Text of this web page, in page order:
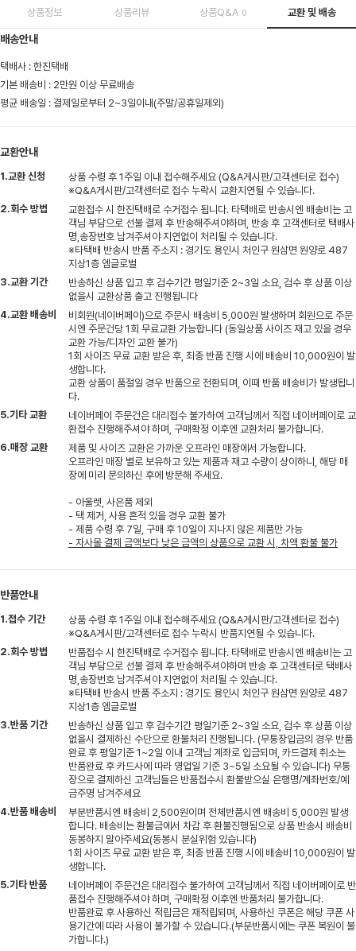
상품정보 상품리뷰 상품Q&A 0 교환 및 배송
배송안내
택배사 : 한진택배
기본 배송비 : 2만원 이상 무료배송
평균 배송일 : 결제일로부터 2~3일이내(주말/공휴일제외)
교환안내
1.교환 신청
상품 수령 후 1주일 이내 접수해주세요 (Q&A게시판/고객센터로 접수)
※Q&A게시판/고객센터로 접수 누락시 교환지연될 수 있습니다.
2.회수 방법
교환접수 시 한진택배로 수거접수 됩니다. 타택배로 반송시엔 배송비는 고
객님 부담으로 선불 결제 후 반송해주셔야하며, 반송 후 고객센터로 택배사
명,송장번호 남겨주셔야 지연없이 처리될 수 있습니다.
※타택배 반송시 반품 주소지 : 경기도 용인시 처인구 원삼면 원양로 487
지상1층 엠글로벌
3.교환 기간
반송하신 상품 입고 후 검수기간 평일기준 2~3일 소요, 검수 후 상품 이상
없을시 교환상품 출고 진행됩니다
4.교환 배송비
비회원(네이버페이)으로 주문시 배송비 5,000원 발생하며 회원으로 주문
시엔 주문건당 1회 무료교환 가능합니다 (동일상품 사이즈 재고 있을 경우
교환 가능/디자인 교환 불가)
1회 사이즈 무료 교환 받은 후, 최종 반품 진행 시에 배송비 10,000원이 발
생합니다.
교환 상품이 품절일 경우 반품으로 전환되며, 이때 반품 배송비가 발생됩니
다.
5.기타 교환
네이버페이 주문건은 대리접수 불가하여 고객님께서 직접 네이버페이로 교
환접수 진행해주셔야 하며, 구매확정 이후엔 교환처리 불가합니다.
6.매장 교환
제품 및 사이즈 교환은 가까운 오프라인 매장에서 가능합니다.
오프라인 매장 별로 보유하고 있는 제품과 재고 수량이 상이하니, 해당 매
장에 미리 문의하신 후에 방문해 주세요.
- 아울렛, 사은품 제외
- 택 제거, 사용 흔적 있을 경우 교환 불가
- 제품 수령 후 7일, 구매 후 10일이 지나지 않은 제품만 가능
- 자사몰 결제 금액보다 낮은 금액의 상품으로 교환 시, 차액 환불 불가
반품안내
1.접수 기간
상품 수령 후 1주일 이내 접수해주세요 (Q&A게시판/고객센터로 접수)
※Q&A게시판/고객센터로 접수 누락시 반품지연될 수 있습니다.
2.회수 방법
반품접수 시 한진택배로 수거접수 됩니다. 타택배로 반송시엔 배송비는 고
객님 부담으로 선불 결제 후 반송해주셔야하며 반송 후 고객센터로 택배사
명,송장번호 남겨주셔야 지연없이 처리될 수 있습니다.
※타택배 반송시 반품 주소지 : 경기도 용인시 처인구 원삼면 원양로 487
지상1층 엠글로벌
3.반품 기간
반송하신 상품 입고 후 검수기간 평일기준 2~3일 소요, 검수 후 상품 이상
없을시 결제하신 수단으로 환불처리 진행됩니다. (무통장입금의 경우 반품
완료 후 평일기준 1~2일 이내 고객님 계좌로 입금되며, 카드결제 취소는
반품완료 후 카드사에 따라 영업일 기준 3~5일 소요될 수 있습니다) 무통
장으로 결제하신 고객님들은 반품접수시 환불받으실 은행명/계좌번호/예
금주명 남겨주세요
4.반품 배송비
부분반품시엔 배송비 2,500원이며 전체반품시엔 배송비 5,000원 발생
합니다. 배송비는 환불금에서 차감 후 환불진행됨으로 상품 반송시 배송비
동봉하지 말아주세요(동봉시 분실위험 있습니다)
1회 사이즈 무료 교환 받은 후, 최종 반품 진행 시에 배송비 10,000원이 발
생합니다.
5.기타 반품
네이버페이 주문건은 대리접수 불가하여 고객님께서 직접 네이버페이로 반
품접수 진행해주셔야 하며, 구매확정 이후엔 반품처리 불가합니다.
반품완료 후 사용하신 적립금은 재적립되며, 사용하신 쿠폰은 해당 쿠폰 사
용기간에 따라 사용이 불가할 수 있습니다.(부분반품시에는 쿠폰 복원이 불
가합니다.)